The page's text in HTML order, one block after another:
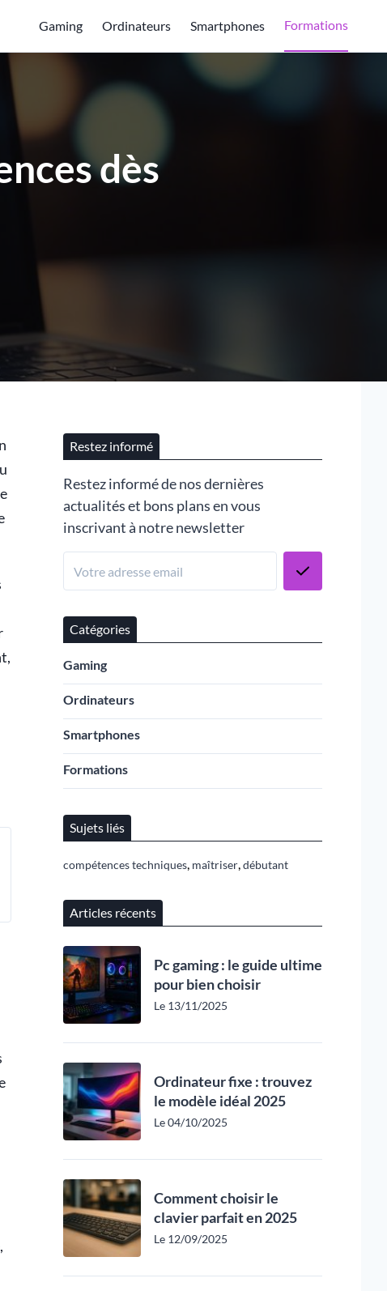
Gaming Ordinateurs Smartphones Formations
dès
Restez informé
Restez informé de nos dernières
actualités et bons plans en vous
inscrivant à notre newsletter
Catégories
Gaming
Ordinateurs
Smartphones
Formations
Sujets liés
compétences techniques, maîtriser,débutant
Articles récents
Pc gaming : le guide ultime
pour bien choisir
Le 13/11/2025
Ordinateur fixe : trouvez
le modèle idéal 2025
Le 04/10/2025
Comment choisir le
clavier parfait en 2025
Le 12/09/2025